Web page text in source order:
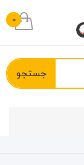
0
جستجو